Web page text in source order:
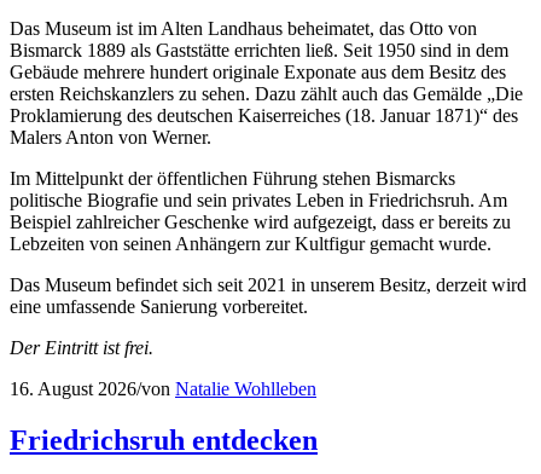
Das Museum ist im Alten Landhaus beheimatet, das Otto von
Bismarck 1889 als Gaststätte errichten ließ. Seit 1950 sind in dem
Gebäude mehrere hundert originale Exponate aus dem Besitz des
ersten Reichskanzlers zu sehen. Dazu zählt auch das Gemälde „Die
Proklamierung des deutschen Kaiserreiches (18. Januar 1871)“ des
Malers Anton von Werner.
Im Mittelpunkt der öffentlichen Führung stehen Bismarcks
politische Biografie und sein privates Leben in Friedrichsruh. Am
Beispiel zahlreicher Geschenke wird aufgezeigt, dass er bereits zu
Lebzeiten von seinen Anhängern zur Kultfigur gemacht wurde.
Das Museum befindet sich seit 2021 in unserem Besitz, derzeit wird
eine umfassende Sanierung vorbereitet.
Der Eintritt ist frei.
16. August 2026/von Natalie Wohlleben
Friedrichsruh entdecken